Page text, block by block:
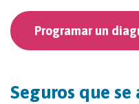
Programar un
Seguros que